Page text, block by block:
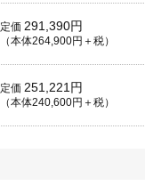
定価 291,390円
（本体264,900円＋税）
定価 251,221円
（本体240,600円＋税）